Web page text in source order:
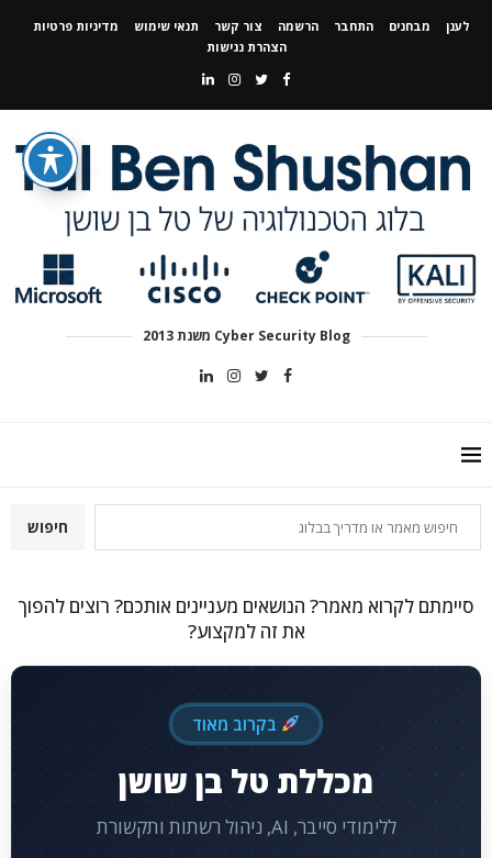
לענן מבחנים התחבר הרשמה צור קשר תנאי שימוש
מדיניות פרטיות
הצהרת נגישות
Cyber Security Blog משנת 2013
חיפוש
סיימתם לקרוא מאמר? הנושאים מעניינים אותכם? רוצים להפוך
את זה למקצוע?
בקרוב מאוד
מכללת טל בן שושן
ללימודי סייבר, AI, ניהול רשתות ותקשורת